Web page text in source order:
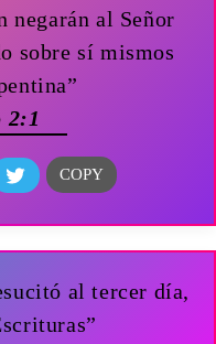
negarán al Señor
sobre sí mismos
2:1
al tercer día,